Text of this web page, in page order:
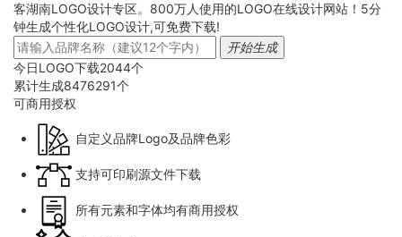
客湖南LOGO设计专区。800万人使用的LOGO在线设计网站！5分
钟生成个性化LOGO设计,可免费下载!
开始生成
今日LOGO下载2044个
累计生成8476291个
可商用授权
自定义品牌Logo及品牌色彩
支持可印刷源文件下载
所有元素和字体均有商用授权